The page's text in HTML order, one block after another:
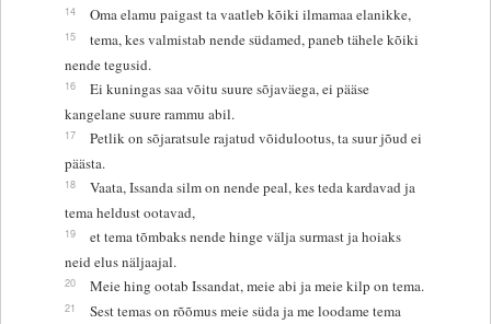
14 Oma elamu paigast ta vaatleb kõiki ilmamaa elanikke,
15
tema, kes valmistab nende südamed, paneb tähele kõiki
nende tegusid.
16
Ei kuningas saa võitu suure sõjaväega, ei pääse
kangelane suure rammu abil.
17
Petlik on sõjaratsule rajatud võidulootus, ta suur jõud ei
päästa.
18
Vaata, Issanda silm on nende peal, kes teda kardavad ja
tema heldust ootavad,
19
et tema tõmbaks nende hinge välja surmast ja hoiaks
neid elus näljaajal.
20 Meie hing ootab Issandat, meie abi ja meie kilp on tema.
21
Sest temas on rõõmus meie süda ja me loodame tema